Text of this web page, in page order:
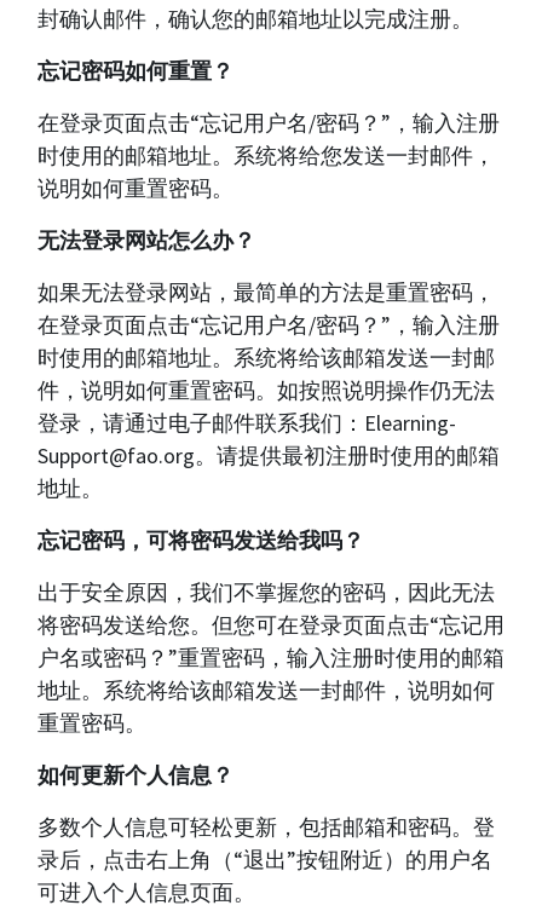
封确认邮件，确认您的邮箱地址以完成注册。
忘记密码如何重置？
在登录页面点击“忘记用户名/密码？”，输入注册
时使用的邮箱地址。系统将给您发送一封邮件，
说明如何重置密码。
无法登录网站怎么办？
如果无法登录网站，最简单的方法是重置密码，
在登录页面点击“忘记用户名/密码？”，输入注册
时使用的邮箱地址。系统将给该邮箱发送一封邮
件，说明如何重置密码。如按照说明操作仍无法
登录，请通过电子邮件联系我们：Elearning-
Support@fao.org。请提供最初注册时使用的邮箱
地址。
忘记密码，可将密码发送给我吗？
出于安全原因，我们不掌握您的密码，因此无法
将密码发送给您。但您可在登录页面点击“忘记用
户名或密码？”重置密码，输入注册时使用的邮箱
地址。系统将给该邮箱发送一封邮件，说明如何
重置密码。
如何更新个人信息？
多数个人信息可轻松更新，包括邮箱和密码。登
录后，点击右上角（“退出”按钮附近）的用户名
可进入个人信息页面。